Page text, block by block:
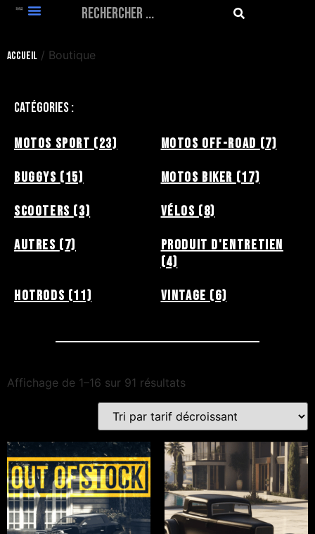
Accueil / Boutique
Catégories :
Motos Sport (23) Motos Off-Road (7)
Buggys (15) Motos Biker (17)
Scooters (3) Vélos (8)
Autres (7)
Produit d'entretien
(4)
HotRods (11) Vintage (6)
Affichage de 1–16 sur 91 résultats